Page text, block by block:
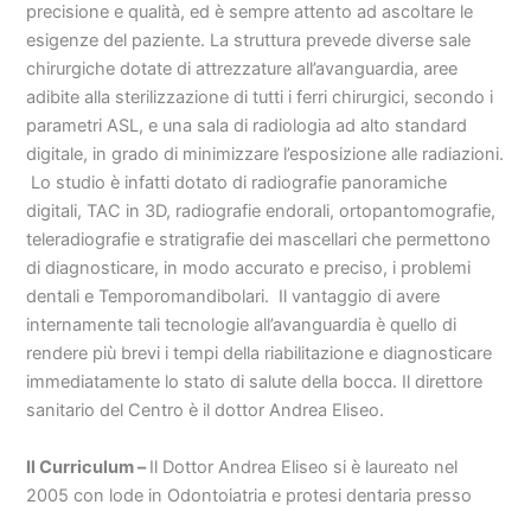
precisione e qualità, ed è sempre attento ad ascoltare le
esigenze del paziente. La struttura prevede diverse sale
chirurgiche dotate di attrezzature all’avanguardia, aree
adibite alla sterilizzazione di tutti i ferri chirurgici, secondo i
parametri ASL, e una sala di radiologia ad alto standard
digitale, in grado di minimizzare l’esposizione alle radiazioni.
Lo studio è infatti dotato di radiografie panoramiche
digitali, TAC in 3D, radiografie endorali, ortopantomografie,
teleradiografie e stratigrafie dei mascellari che permettono
di diagnosticare, in modo accurato e preciso, i problemi
dentali e Temporomandibolari. Il vantaggio di avere
internamente tali tecnologie all’avanguardia è quello di
rendere più brevi i tempi della riabilitazione e diagnosticare
immediatamente lo stato di salute della bocca. Il direttore
sanitario del Centro è il dottor Andrea Eliseo.
Il Curriculum –Il Dottor Andrea Eliseo si è laureato nel
2005 con lode in Odontoiatria e protesi dentaria presso